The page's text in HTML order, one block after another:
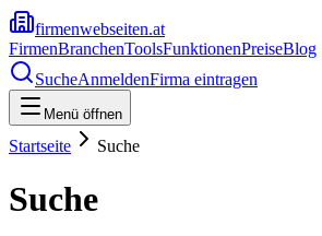
firmenwebseiten.at
FirmenBranchenToolsFunktionenPreiseBlog
SucheAnmeldenFirma eintragen
Menü öffnen
Startseite Suche
Suche